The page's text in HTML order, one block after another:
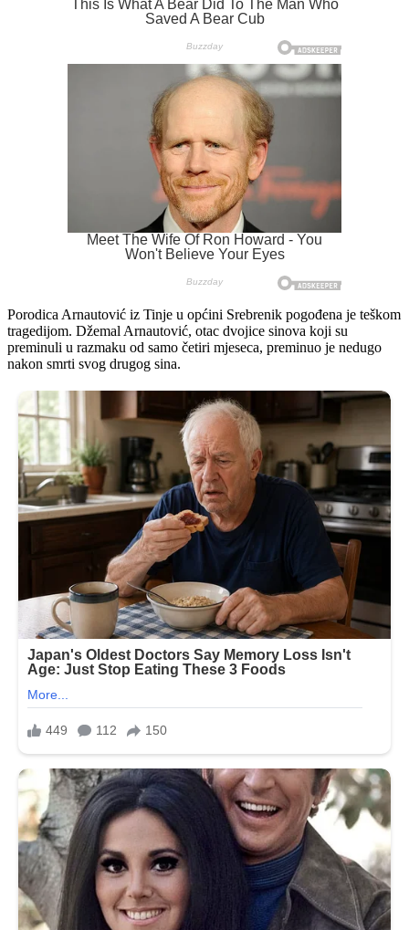
Porodica Arnautović iz Tinje u općini Srebrenik pogođena je teškom
tragedijom. Džemal Arnautović, otac dvojice sinova koji su
preminuli u razmaku od samo četiri mjeseca, preminuo je nedugo
nakon smrti svog drugog sina.